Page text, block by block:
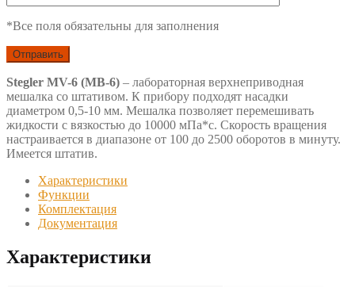
*Все поля обязательны для заполнения
Stegler MV-6 (МВ-6) – лабораторная верхнеприводная
мешалка со штативом. К прибору подходят насадки
диаметром 0,5-10 мм. Мешалка позволяет перемешивать
жидкости с вязкостью до 10000 мПа*с. Скорость вращения
настраивается в диапазоне от 100 до 2500 оборотов в минуту.
Имеется штатив.
Характеристики
Функции
Комплектация
Документация
Характеристики